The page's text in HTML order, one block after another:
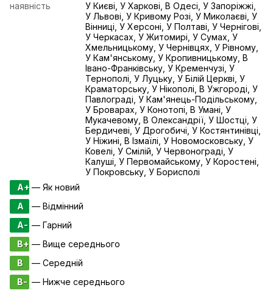
наявність
У Києві, У Харкові, В Одесі, У Запоріжжі,
У Львові, У Кривому Розі, У Миколаєві, У
Вінниці, У Херсоні, У Полтаві, У Чернігові,
У Черкасах, У Житомирі, У Сумах, У
Хмельницькому, У Чернівцях, У Рівному,
У Кам'янському, У Кропивницькому, В
Івано-Франківську, У Кременчузі, У
Тернополі, У Луцьку, У Білій Церкві, У
Краматорську, У Нікополі, В Ужгороді, У
Павлограді, У Кам'янець-Подільському,
У Броварах, У Конотопі, В Умані, У
Мукачевому, В Олександрії, У Шостці, У
Бердичеві, У Дрогобичі, У Костянтинівці,
У Ніжині, В Ізмаїлі, У Новомосковську, У
Ковелі, У Смілій, У Червонограді, У
Калуші, У Первомайському, У Коростені,
У Покровську, У Борисполі
A+— Як новий
A
— Відмінний
A- — Гарний
B+ — Вище середнього
B
— Середній
B- — Нижче середнього